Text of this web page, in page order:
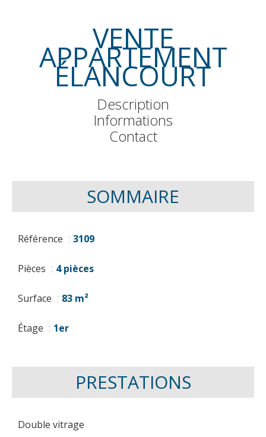
VENTE
APPARTEMENT
ÉLANCOURT
Description
Informations
Contact
SOMMAIRE
Référence 3109
Pièces 4 pièces
Surface 83 m²
Étage 1er
PRESTATIONS
Double vitrage